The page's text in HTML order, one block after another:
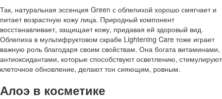
Так, натуральная эссенция Green с облепихой хорошо смягчает и
питает возрастную кожу лица. Природный компонент
восстанавливает, защищает кожу, придавая ей здоровый вид.
Облепиха в мультифруктовом скрабе Lightening Care тоже играет
важную роль благодаря своим свойствам. Она богата витаминами,
антиоксидантами, которые способствуют осветлению, стимулируют
клеточное обновление, делают тон сияющим, ровным.
Алоэ в косметике